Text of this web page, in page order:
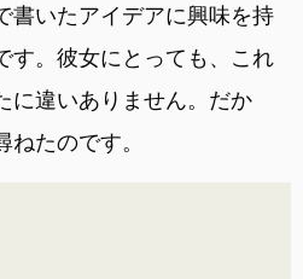
書いたアイデアに興味を持
す。彼女にとっても、これ
に違いありません。だか
たのです。